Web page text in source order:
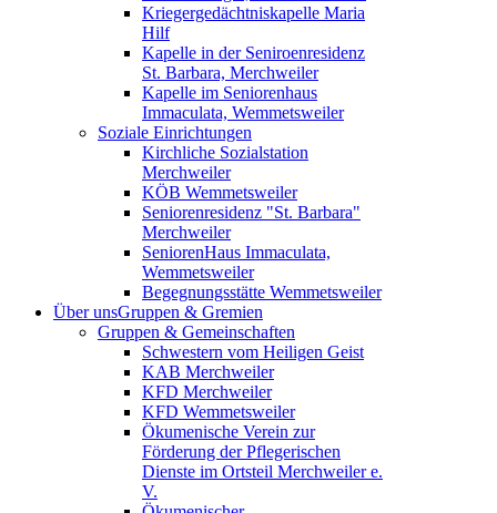
Kriegergedächtniskapelle Maria
Hilf
Kapelle in der Seniroenresidenz
St. Barbara, Merchweiler
Kapelle im Seniorenhaus
Immaculata, Wemmetsweiler
Soziale Einrichtungen
Kirchliche Sozialstation
Merchweiler
KÖB Wemmetsweiler
Seniorenresidenz "St. Barbara"
Merchweiler
SeniorenHaus Immaculata,
Wemmetsweiler
Begegnungsstätte Wemmetsweiler
Über unsGruppen & Gremien
Gruppen & Gemeinschaften
Schwestern vom Heiligen Geist
KAB Merchweiler
KFD Merchweiler
KFD Wemmetsweiler
Ökumenische Verein zur
Förderung der Pflegerischen
Dienste im Ortsteil Merchweiler e.
V.